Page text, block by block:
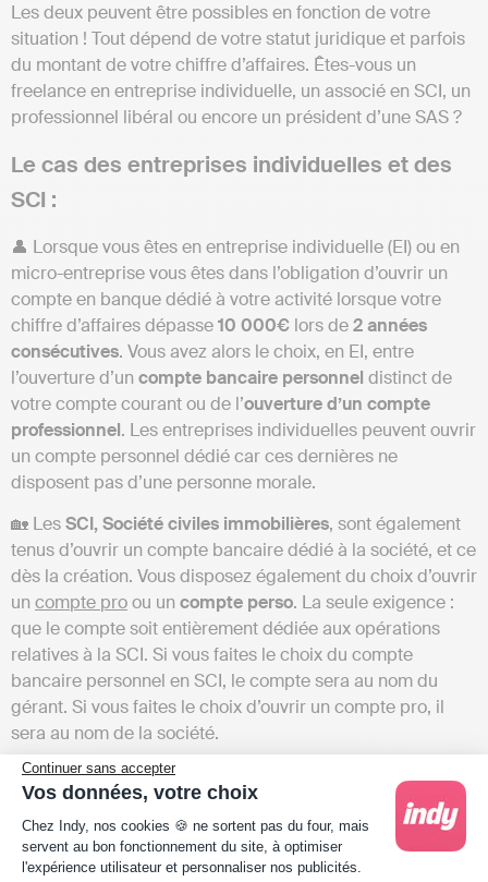
Continuer sans accepter
Vos données, votre choix
Plateforme de Gestion du Consentement :
Chez Indy, nos cookies 🍪 ne sortent pas du four, mais
servent au bon fonctionnement du site, à optimiser
l'expérience utilisateur et personnaliser nos publicités.
Les deux peuvent être possibles en fonction de votre
situation ! Tout dépend de votre statut juridique et parfois
du montant de votre chiffre d’affaires. Êtes-vous un
freelance en entreprise individuelle, un associé en SCI, un
professionnel libéral ou encore un président d’une SAS ?
Le cas des entreprises individuelles et des
SCI :
👤 Lorsque vous êtes en entreprise individuelle (EI) ou en
micro-entreprise vous êtes dans l’obligation d’ouvrir un
compte en banque dédié à votre activité lorsque votre
chiffre d’affaires dépasse10 000€ lors de2 années
consécutives. Vous avez alors le choix, en EI, entre
l’ouverture d’un compte bancaire personnel distinct de
votre compte courant ou de l’ouverture d’un compte
professionnel. Les entreprises individuelles peuvent ouvrir
un compte personnel dédié car ces dernières ne
disposent pas d’une personne morale.
🏡 LesSCI, Société civiles immobilières, sont également
tenus d’ouvrir un compte bancaire dédié à la société, et ce
dès la création. Vous disposez également du choix d’ouvrir
un compte proou un compte perso. La seule exigence :
que le compte soit entièrement dédiée aux opérations
relatives à la SCI. Si vous faites le choix du compte
bancaire personnel en SCI, le compte sera au nom du
gérant. Si vous faites le choix d’ouvrir un compte pro, il
sera au nom de la société.
Le cas des sociétés
Pour toutes lessociétés(SAS, SASU, EURL, SARL, SEL…),
sauf les SCI donc, vous devez obligatoirement ouvrir un